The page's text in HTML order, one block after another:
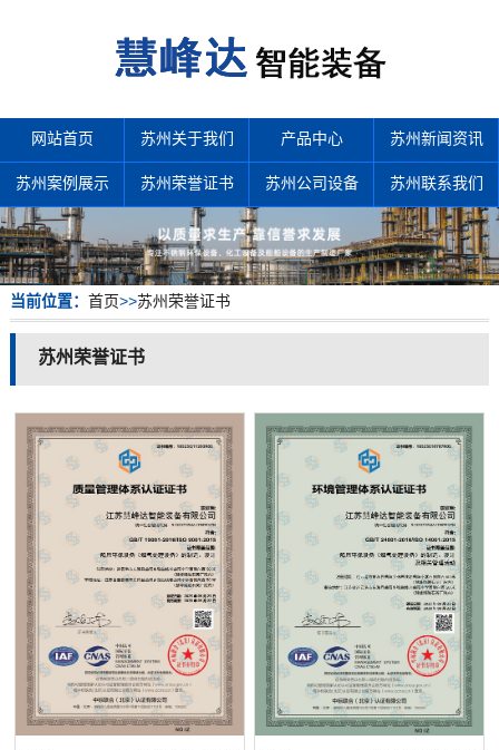
网站首页 苏州关于我们 产品中心 苏州新闻资讯
苏州案例展示 苏州荣誉证书 苏州公司设备 苏州联系我们
当前位置： 首页>>苏州荣誉证书
苏州荣誉证书